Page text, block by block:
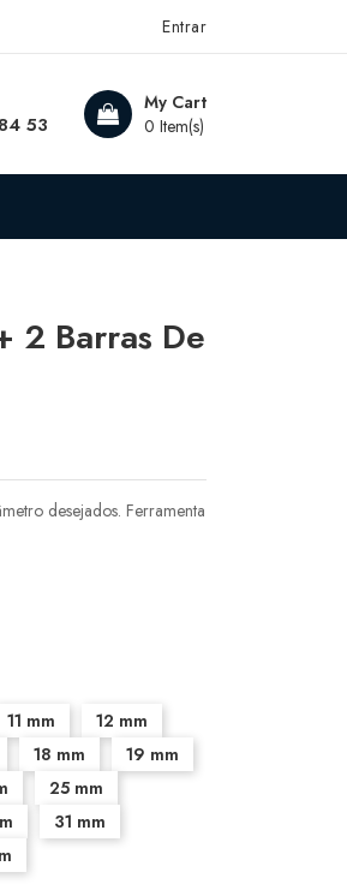
Entrar
My Cart
0 Item(s)
53
2 Barras De
desejados. Ferramenta
11 mm
12 mm
18 mm
19 mm
25 mm
31 mm